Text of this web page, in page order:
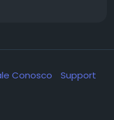
Conosco
Support